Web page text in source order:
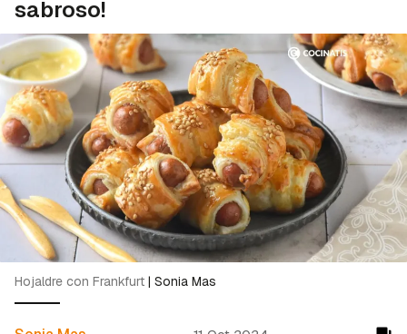
sabroso!
Hojaldre con Frankfurt | Sonia Mas